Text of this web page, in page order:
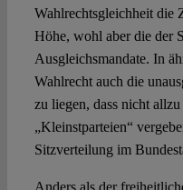
Wahlrechtsgleichheit die
Höhe, wohl aber die der
Ausgleichsmandate. In
Wahlrecht auch die
zu liegen, dass nicht
„Kleinstparteien“
Sitzverteilung im